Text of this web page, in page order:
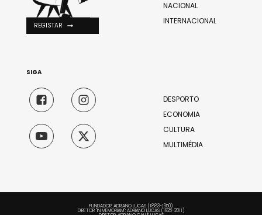
NACIONAL
INTERNACIONAL
DESPORTO
ECONOMIA
CULTURA
MULTIMÉDIA
REGISTAR
SIGA
FUNDADOR: ADRIANO LUCAS (1883-1950)
DIRETOR "IN MEMORIAM": ADRIANO LUCAS (1925-2011)